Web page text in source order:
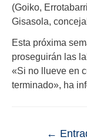
(Goiko,
Gisasola,
Esta próxima
proseguirán las
«Si no llueve en
terminado», ha
←